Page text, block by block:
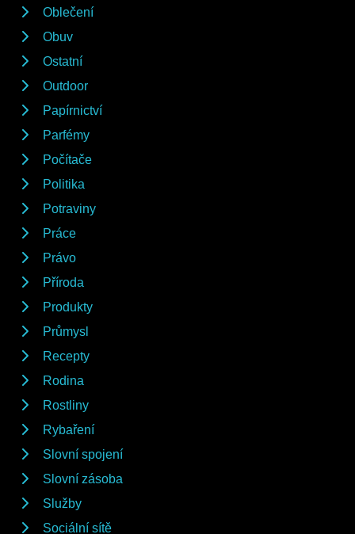
Oblečení
Obuv
Ostatní
Outdoor
Papírnictví
Parfémy
Počítače
Politika
Potraviny
Práce
Právo
Příroda
Produkty
Průmysl
Recepty
Rodina
Rostliny
Rybaření
Slovní spojení
Slovní zásoba
Služby
Sociální sítě